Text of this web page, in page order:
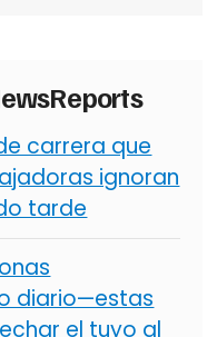
carrera que
ignoran
tarde
diario—estas
el tuyo al